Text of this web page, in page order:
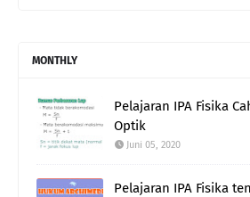
MONTHLY
Pelajaran IPA Fisika
Optik
Juni 05, 2020
Pelajaran IPA Fisika